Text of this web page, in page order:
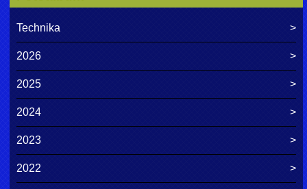
Technika
2026
2025
2024
2023
2022